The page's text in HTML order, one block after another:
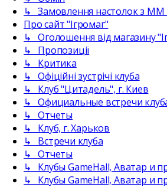
↳ Замовлення настолок з ММ
Про сайт "Ігромаг"
↳ Оголошення від магазину
↳ Пропозиції
↳ Критика
↳ Офіційні зустрічі клуба
↳ Клуб "Цитадель", г. Киев
↳ Официальные встречи
↳ Отчеты
↳ Клуб, г. Харьков
↳ Встречи клуба
↳ Отчеты
↳ Клубы GameHall, Аватар и
↳ Клубы GameHall, Аватар и